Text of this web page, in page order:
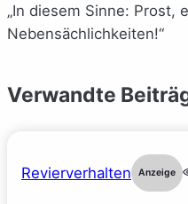
„In diesem Sinne: Prost,
Nebensächlichkeiten!“
Verwandte
Revierverhalten Anzeige